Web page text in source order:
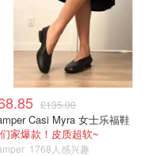
£135.00
Casi Myra 女士乐福鞋
家爆款！皮质超软~
1768人感兴趣